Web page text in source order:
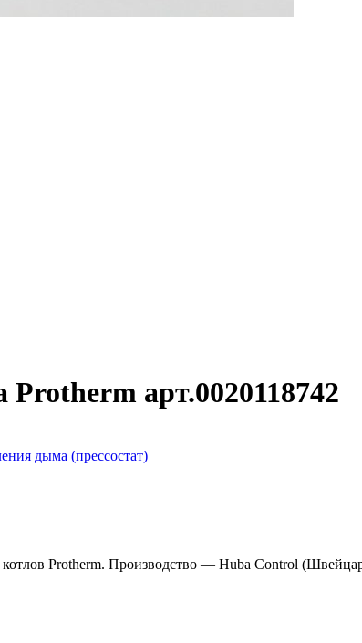
Protherm арт.0020118742
дыма (прессостат)
Protherm. Производство — Huba Control